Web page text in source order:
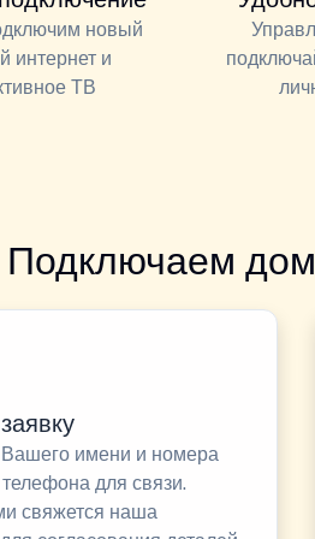
новый
интернет и
ТВ
Подключаем
Вашего имени и номера
для связи.
свяжется наша